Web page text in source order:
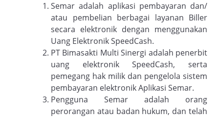
Semar adalah aplikasi pembayaran dan/
atau pembelian berbagai layanan Biller
secara elektronik dengan menggunakan
Uang Elektronik SpeedCash.
PT Bimasakti Multi Sinergi adalah penerbit
uang elektronik SpeedCash, serta
pemegang hak milik dan pengelola sistem
pembayaran elektronik Aplikasi Semar.
Pengguna Semar adalah orang
perorangan atau badan hukum, dan telah